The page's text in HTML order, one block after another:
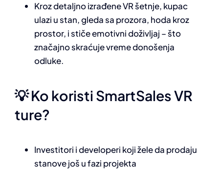
Kroz detaljno izrađene VR šetnje, kupac
ulazi u stan, gleda sa prozora, hoda kroz
prostor, i stiče emotivni doživljaj – što
značajno skraćuje vreme donošenja
odluke.
💡 Ko koristi SmartSales VR
ture?
Investitori i developeri koji žele da prodaju
stanove još u fazi projekta